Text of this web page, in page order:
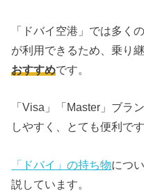
「ドバイ空港」では多く
が利用できるため、乗り
おすすめです。
「Visa」「Master」ブラ
しやすく、とても便利です
「ドバイ」の持ち物につ
説しています。